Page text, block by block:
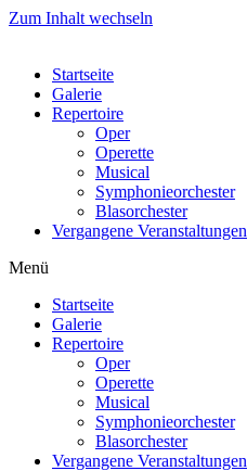
Zum Inhalt wechseln
Startseite
Galerie
Repertoire
Oper
Operette
Musical
Symphonieorchester
Blasorchester
Vergangene Veranstaltungen
Menü
Startseite
Galerie
Repertoire
Oper
Operette
Musical
Symphonieorchester
Blasorchester
Vergangene Veranstaltungen